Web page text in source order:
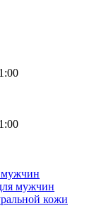
мужчин
мужчин
кожи